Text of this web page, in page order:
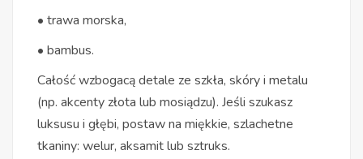
• trawa morska,
• bambus.
Całość wzbogacą detale ze szkła, skóry i metalu
(np. akcenty złota lub mosiądzu). Jeśli szukasz
luksusu i głębi, postaw na miękkie, szlachetne
tkaniny: welur, aksamit lub sztruks.